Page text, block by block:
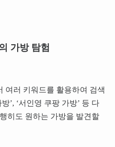
가방 탐험
여러 키워드를 활용하여 검색
’, ‘서인영 쿠팡 가방’ 등 다
히도 원하는 가방을 발견할